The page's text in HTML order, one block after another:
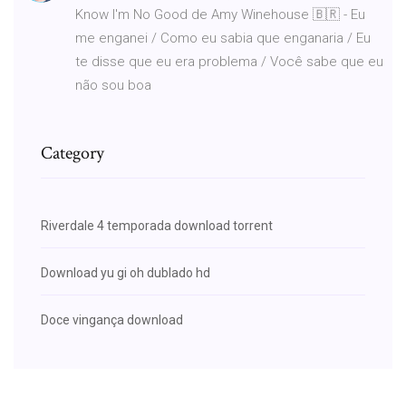
Know I'm No Good de Amy Winehouse 🇧🇷 - Eu
me enganei / Como eu sabia que enganaria / Eu
te disse que eu era problema / Você sabe que eu
não sou boa
Category
Riverdale 4 temporada download torrent
Download yu gi oh dublado hd
Doce vingança download